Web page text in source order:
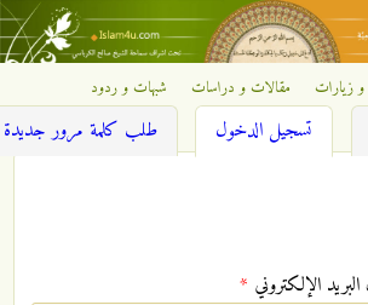
المحتوى الرئيسي
مقالات و دراسات شبهات و ردود
تسجيل الدخول(علامة التبويب النشطة)
طلب كلمة مرور جديدة
الإلكتروني*